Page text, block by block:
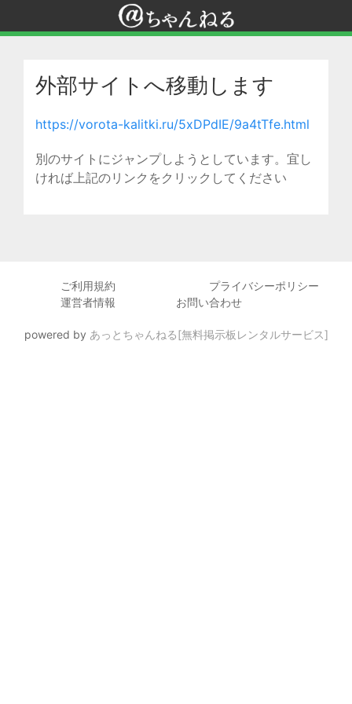
外部サイトへ移動します
https://vorota-kalitki.ru/5xDPdIE/9a4tTfe.html
別のサイトにジャンプしようとしています。宜し
ければ上記のリンクをクリックしてください
ご利用規約
プライバシーポリシー
運営者情報
お問い合わせ
powered by あっとちゃんねる[無料掲示板レンタルサービス]